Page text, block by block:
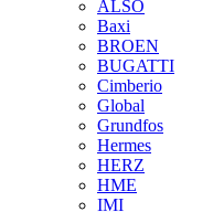
ALSO
Baxi
BROEN
BUGATTI
Cimberio
Global
Grundfos
Hermes
HERZ
HME
IMI